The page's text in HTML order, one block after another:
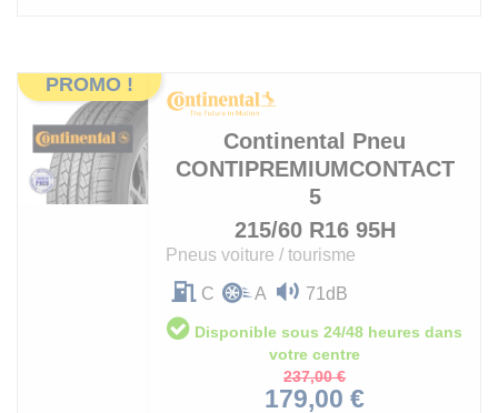
Continental Pneu
CONTIPREMIUMCONTACT
5
215/60 R16 95H
Pneus voiture / tourisme
C A 71dB
Disponible sous 24/48 heures dans
votre centre
Prix
de
237,00 €
Prix
179,00 €
PROMO !